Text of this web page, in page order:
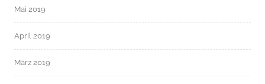
Mai 2019
April 2019
März 2019